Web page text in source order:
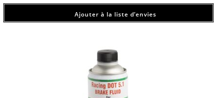
Ajouter à la liste d’envies